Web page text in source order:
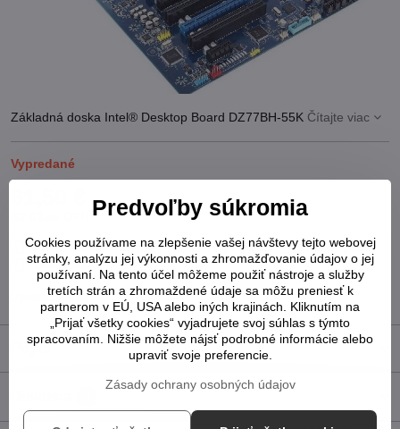
Základná doska Intel® Desktop Board DZ77BH-55K Čítajte viac
Vypredané
Pridať k Obľúbeným Otázka k produktu
Strážny pes
Doručenia
Výrobca:Intel
Popis
Predvoľby súkromia
Cookies používame na zlepšenie vašej návštevy tejto webovej
stránky, analýzu jej výkonnosti a zhromažďovanie údajov o jej
používaní. Na tento účel môžeme použiť nástroje a služby
tretích strán a zhromaždené údaje sa môžu preniesť k
partnerom v EÚ, USA alebo iných krajinách. Kliknutím na
„Prijať všetky cookies“ vyjadrujete svoj súhlas s týmto
spracovaním. Nižšie môžete nájsť podrobné informácie alebo
upraviť svoje preferencie.
Zásady ochrany osobných údajov